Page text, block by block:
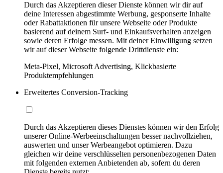
Durch das Akzeptieren dieser Dienste können wir dir auf
deine Interessen abgestimmte Werbung, gesponserte Inhalte
oder Rabattaktionen für unsere Webseite oder Produkte
basierend auf deinem Surf- und Einkaufsverhalten anzeigen
sowie deren Erfolge messen. Mit deiner Einwilligung setzen
wir auf dieser Webseite folgende Drittdienste ein:
Meta-Pixel, Microsoft Advertising, Klickbasierte
Produktempfehlungen
Erweitertes Conversion-Tracking
Durch das Akzeptieren dieses Dienstes können wir den Erfolg
unserer Online-Werbeeinschaltungen besser nachvollziehen,
auswerten und unser Werbeangebot optimieren. Dazu
gleichen wir deine verschlüsselten personenbezogenen Daten
mit folgenden externen Anbietenden ab, sofern du deren